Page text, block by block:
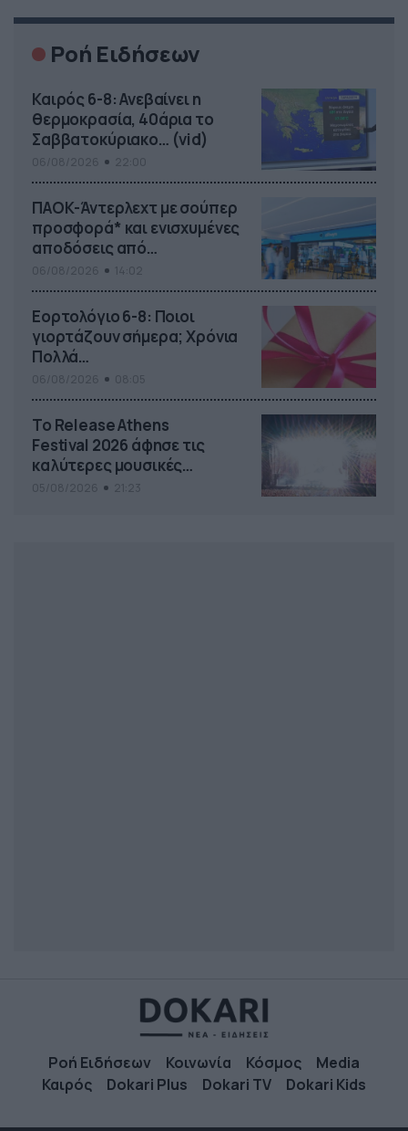
Ροή Ειδήσεων
Καιρός 6-8: Ανεβαίνει η
θερμοκρασία, 40άρια το
Σαββατοκύριακο… (vid)
ΠΑΟΚ-Άντερλεχτ με σούπερ
προσφορά* και ενισχυμένες
αποδόσεις από
το Pamestoixima.gr
Εορτολόγιο 6-8: Ποιοι
γιορτάζουν σήμερα; Χρόνια
Πολλά…
Το Release Athens
Festival 2026 άφησε τις
καλύτερες μουσικές
αναμνήσεις
Ροή Ειδήσεων Κοινωνία Κόσμος
Media
Καιρός
Dokari Plus Dokari TV Dokari Kids